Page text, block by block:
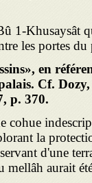
1-Khusaysât
les portes du
en
Cf. Dozy,
p. 370.
cohue
la
d'une
mellâh aurait